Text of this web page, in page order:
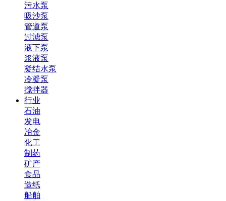
污水泵
吸沙泵
管道泵
过滤泵
液下泵
浆液泵
凝结水泵
冷凝泵
搅拌器
行业
石油
发电
冶金
化工
制药
矿产
食品
造纸
船舶